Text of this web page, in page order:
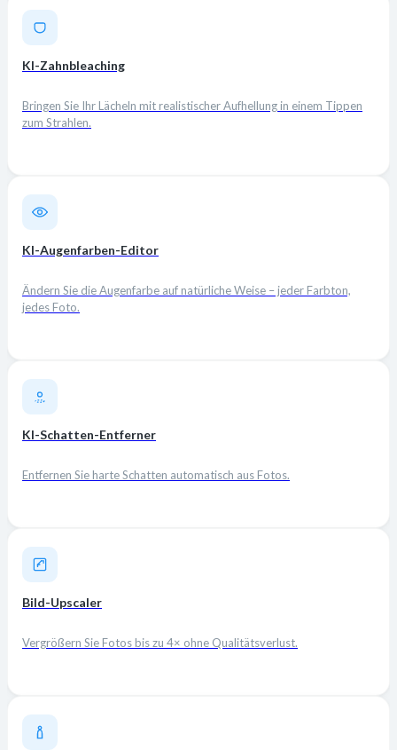
KI-Zahnbleaching
Bringen Sie Ihr Lächeln mit realistischer Aufhellung in einem Tippen
zum Strahlen.
KI-Augenfarben-Editor
Ändern Sie die Augenfarbe auf natürliche Weise – jeder Farbton,
jedes Foto.
KI-Schatten-Entferner
Entfernen Sie harte Schatten automatisch aus Fotos.
Bild-Upscaler
Vergrößern Sie Fotos bis zu 4× ohne Qualitätsverlust.